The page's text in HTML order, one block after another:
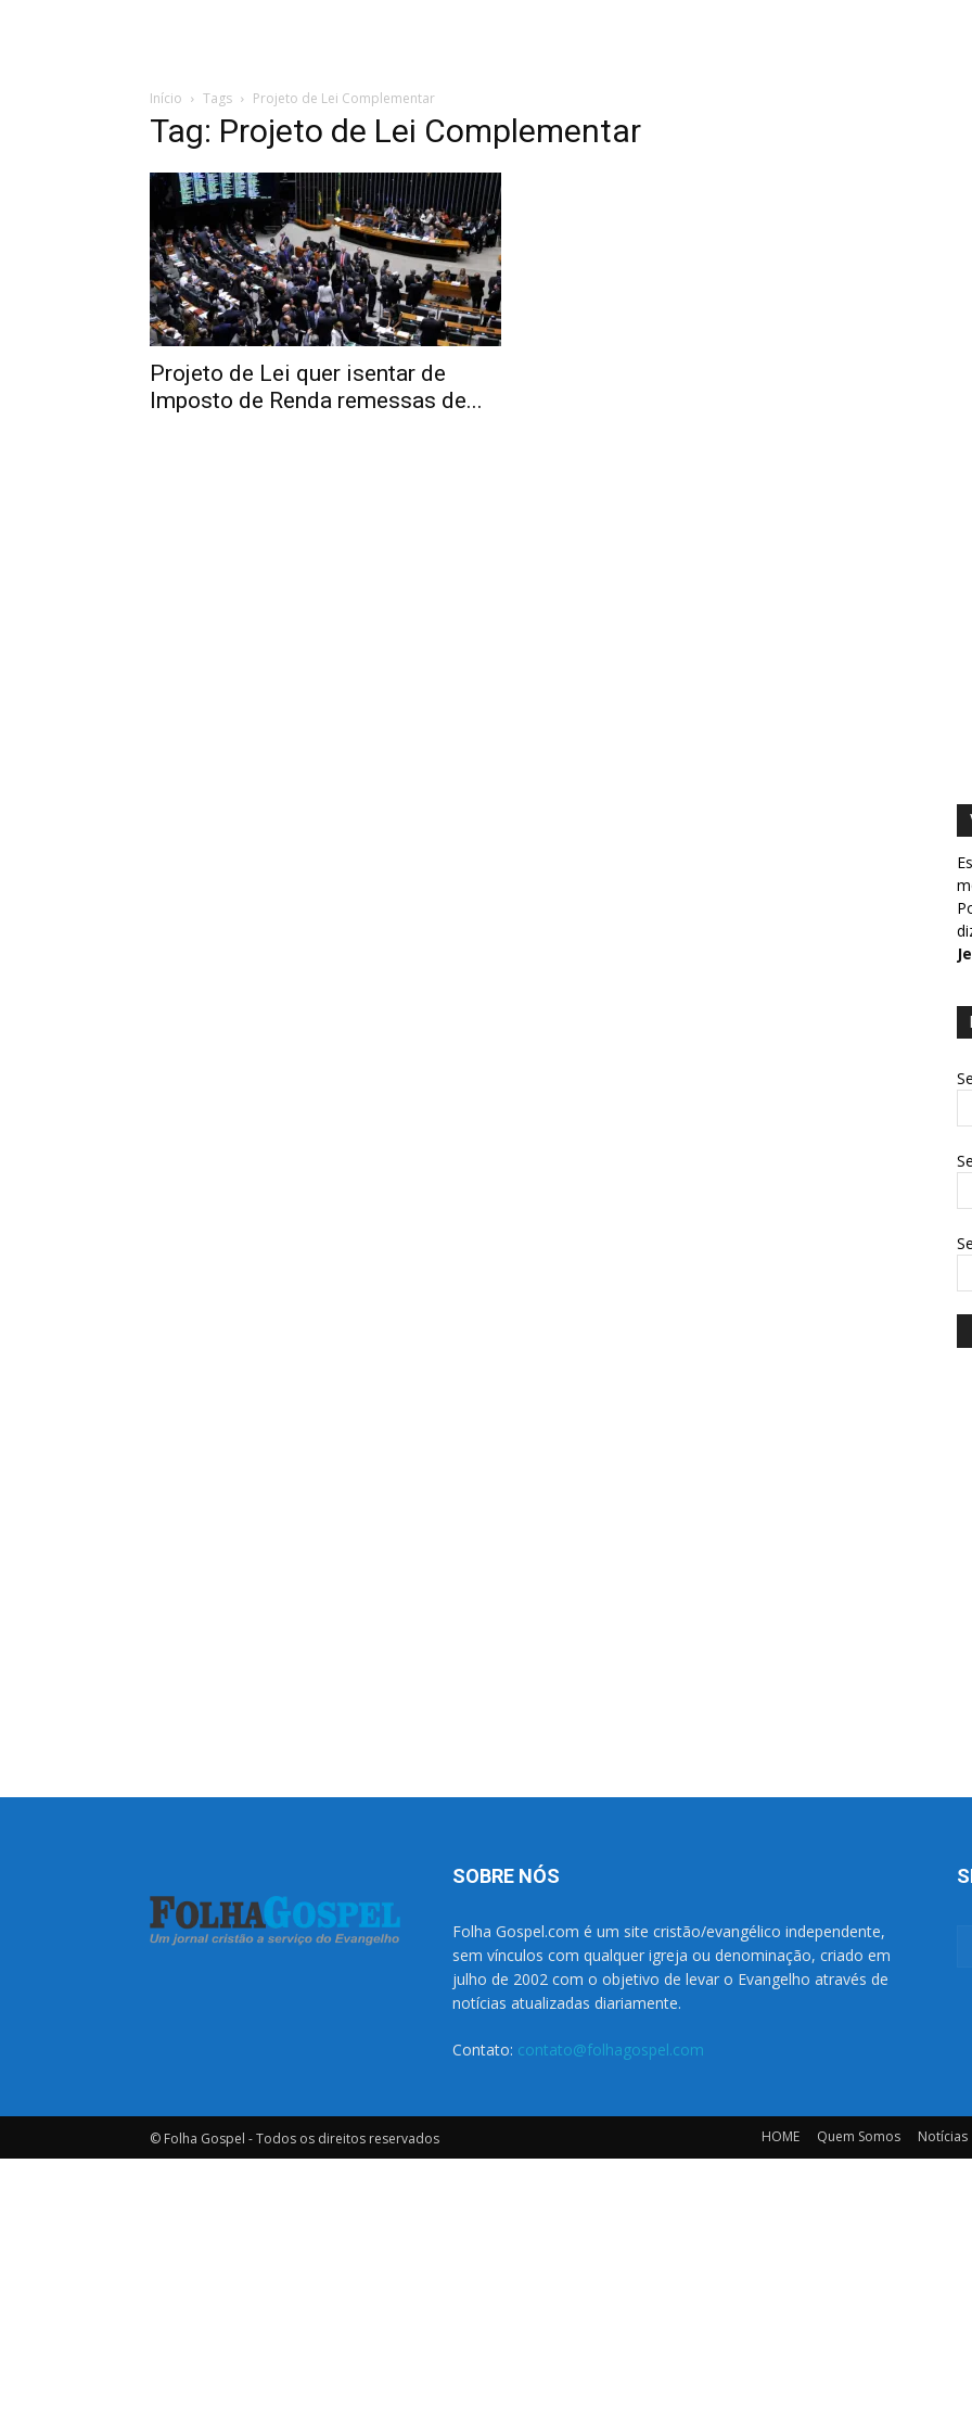
Início Tags Projeto de Lei Complementar
Tag: Projeto de Lei Complementar
Projeto de Lei quer isentar de
Imposto de Renda remessas de...
SOBRE NÓS
Folha Gospel.com é um site cristão/evangélico independente,
sem vínculos com qualquer igreja ou denominação, criado em
julho de 2002 com o objetivo de levar o Evangelho através de
notícias atualizadas diariamente.
Contato: contato@folhagospel.com
© Folha Gospel - Todos os direitos reservados HOME Quem Somos Notícias